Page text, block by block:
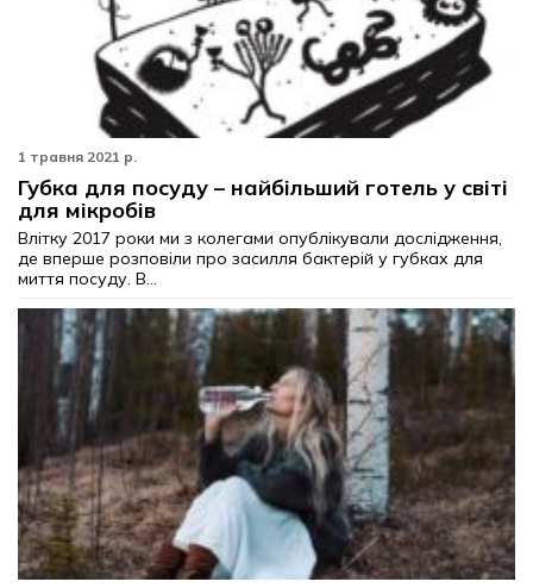
1 травня 2021 р.
Губка для посуду – найбільший готель у світі
для мікробів
Влітку 2017 роки ми з колегами опублікували дослідження,
де вперше розповіли про засилля бактерій у губках для
миття посуду. В...